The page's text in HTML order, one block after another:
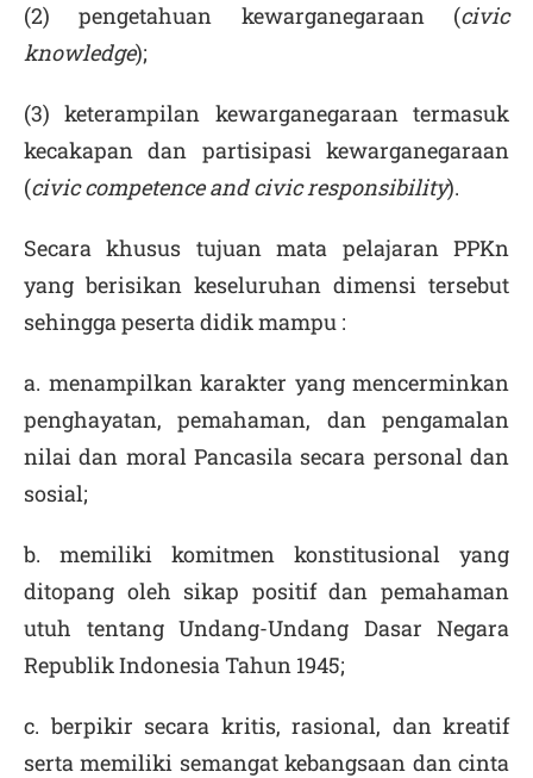
(2) pengetahuan kewarganegaraan (civic
knowledge);
(3) keterampilan kewarganegaraan termasuk
kecakapan dan partisipasi kewarganegaraan
(civic competence and civic responsibility).
Secara khusus tujuan mata pelajaran PPKn
yang berisikan keseluruhan dimensi tersebut
sehingga peserta didik mampu :
a. menampilkan karakter yang mencerminkan
penghayatan, pemahaman, dan pengamalan
nilai dan moral Pancasila secara personal dan
sosial;
b. memiliki komitmen konstitusional yang
ditopang oleh sikap positif dan pemahaman
utuh tentang Undang-Undang Dasar Negara
Republik Indonesia Tahun 1945;
c. berpikir secara kritis, rasional, dan kreatif
serta memiliki semangat kebangsaan dan cinta